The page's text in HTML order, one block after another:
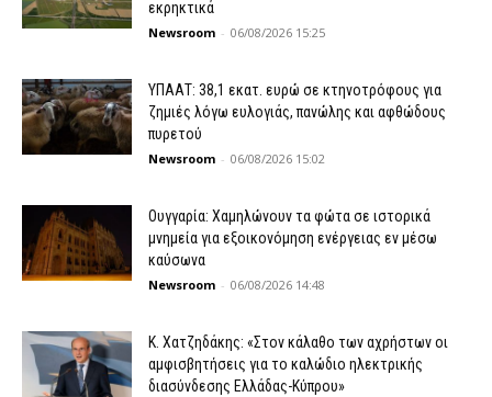
εκρηκτικά
Newsroom - 06/08/2026 15:25
ΥΠΑΑΤ: 38,1 εκατ. ευρώ σε κτηνοτρόφους για
ζημιές λόγω ευλογιάς, πανώλης και αφθώδους
πυρετού
Newsroom - 06/08/2026 15:02
Ουγγαρία: Χαμηλώνουν τα φώτα σε ιστορικά
μνημεία για εξοικονόμηση ενέργειας εν μέσω
καύσωνα
Newsroom - 06/08/2026 14:48
Κ. Χατζηδάκης: «Στον κάλαθο των αχρήστων οι
αμφισβητήσεις για το καλώδιο ηλεκτρικής
διασύνδεσης Ελλάδας-Κύπρου»